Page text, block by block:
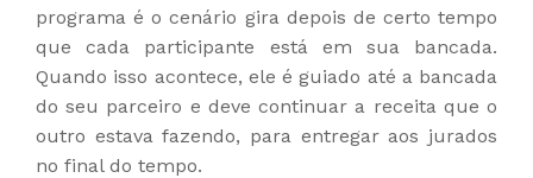
programa é o cenário gira depois de certo tempo
que cada participante está em sua bancada.
Quando isso acontece, ele é guiado até a bancada
do seu parceiro e deve continuar a receita que o
outro estava fazendo, para entregar aos jurados
no final do tempo.